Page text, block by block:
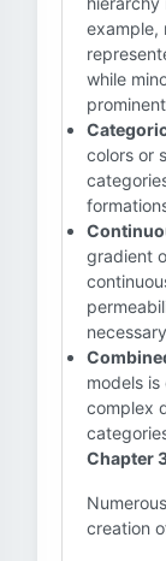
example,
while
colors or
gradient
models
complex
Chapter
creation